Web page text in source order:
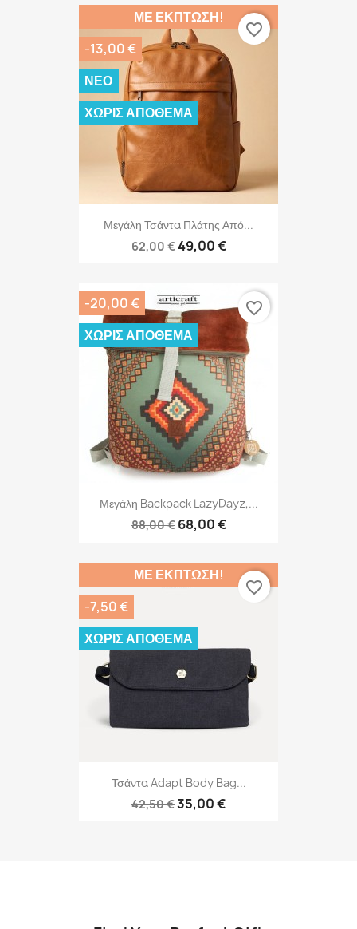
Μεγάλη Τσάντα Πλάτης Από...
62,00 €49,00 €
ΜΕ ΈΚΠΤΩΣΗ!
-13,00 €
ΝΈΟ
ΧΩΡΊΣ ΑΠΌΘΕΜΑ
favorite_border
Μεγάλη Backpack LazyDayz,...
88,00 € 68,00 €
-20,00 €
ΧΩΡΊΣ ΑΠΌΘΕΜΑ
favorite_border
Τσάντα Adapt Body Bag...
42,50 €35,00 €
ΜΕ ΈΚΠΤΩΣΗ!
-7,50 €
ΧΩΡΊΣ ΑΠΌΘΕΜΑ
favorite_border